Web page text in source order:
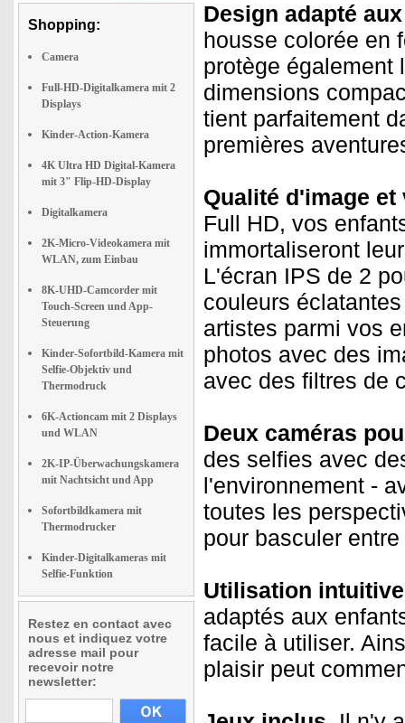
Shopping:
Camera
Full-HD-Digitalkamera mit 2
Displays
Kinder-Action-Kamera
4K Ultra HD Digital-Kamera
mit 3" Flip-HD-Display
Digitalkamera
2K-Micro-Videokamera mit
WLAN, zum Einbau
8K-UHD-Camcorder mit
Touch-Screen und App-
Steuerung
Kinder-Sofortbild-Kamera mit
Selfie-Objektiv und
Thermodruck
6K-Actioncam mit 2 Displays
und WLAN
2K-IP-Überwachungskamera
mit Nachtsicht und App
Sofortbildkamera mit
Thermodrucker
Kinder-Digitalkameras mit
Selfie-Funktion
Restez en contact avec
nous et indiquez votre
adresse mail pour
recevoir notre
newsletter:
Design adapté
housse colorée en
protège également
dimensions
tient parfaitement
premières
Qualité d'image et
Full HD, vos
immortaliseront
L'écran IPS de 2
couleurs
artistes parmi vos
photos avec des
avec des filtres de
Deux caméras
des selfies avec
l'environnement -
toutes les
pour basculer
Utilisation
adaptés aux
facile à utiliser.
plaisir peut